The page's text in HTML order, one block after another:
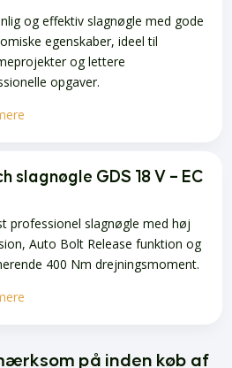
og effektiv slagnøgle med gode
egenskaber, ideel til
og lettere
opgaver.
slagnøgle GDS 18 V – EC
professionel slagnøgle med høj
Auto Bolt Release funktion og
400 Nm drejningsmoment.
på inden køb af